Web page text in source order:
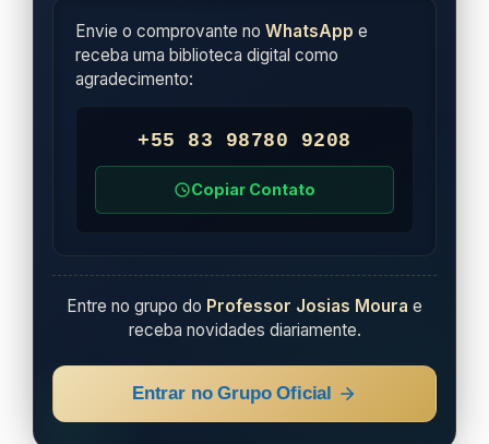
Envie o comprovante noWhatsApp e
receba uma biblioteca digital como
agradecimento:
+55 83 98780 9208
Copiar Contato
Entre no grupo do Professor Josias Moura e
receba novidades diariamente.
Entrar no Grupo Oficial